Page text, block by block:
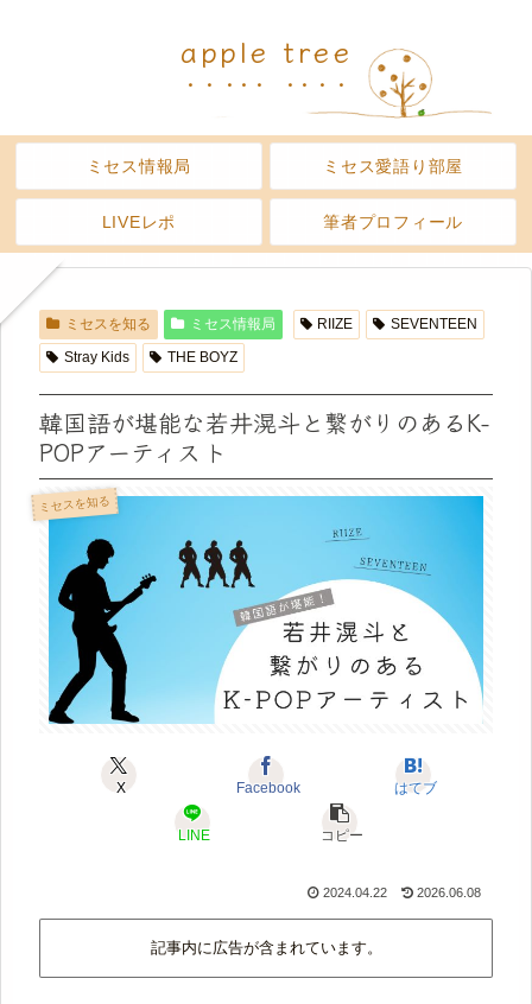
apple tree
ミセス情報局 ミセス愛語り部屋
LIVEレポ 筆者プロフィール
ミセスを知る ミセス情報局 RIIZE
SEVENTEEN
Stray Kids
THE BOYZ
韓国語が堪能な若井滉斗と繋がりのあるK-
POPアーティスト
ミセスを知る
X Facebook はてブ
LINE コピー
2024.04.22 2026.06.08
記事内に広告が含まれています。